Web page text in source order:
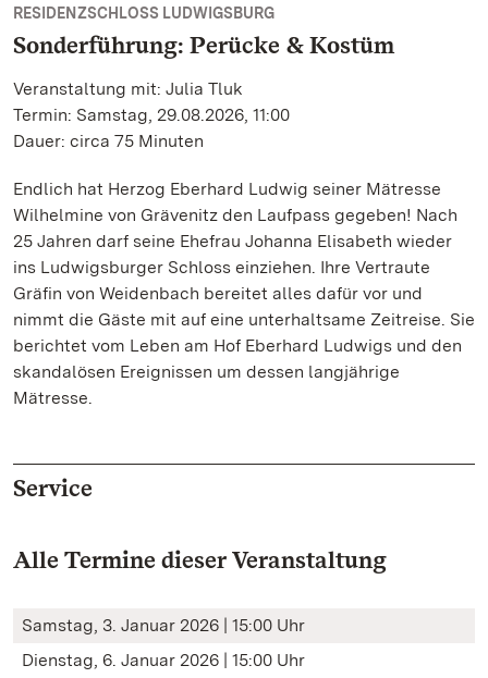
RESIDENZSCHLOSS LUDWIGSBURG
Sonderführung: Perücke & Kostüm
Veranstaltung mit: Julia Tluk
Termin: Samstag, 29.08.2026, 11:00
Dauer: circa 75 Minuten
Endlich hat Herzog Eberhard Ludwig seiner Mätresse
Wilhelmine von Grävenitz den Laufpass gegeben! Nach
25 Jahren darf seine Ehefrau Johanna Elisabeth wieder
ins Ludwigsburger Schloss einziehen. Ihre Vertraute
Gräfin von Weidenbach bereitet alles dafür vor und
nimmt die Gäste mit auf eine unterhaltsame Zeitreise. Sie
berichtet vom Leben am Hof Eberhard Ludwigs und den
skandalösen Ereignissen um dessen langjährige
Mätresse.
Service
Alle Termine dieser Veranstaltung
Samstag, 3. Januar 2026 | 15:00 Uhr
Dienstag, 6. Januar 2026 | 15:00 Uhr